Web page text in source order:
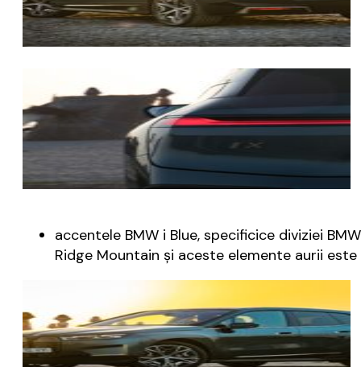
accentele BMW i Blue, specificice diviziei
Ridge Mountain și aceste elemente aurii